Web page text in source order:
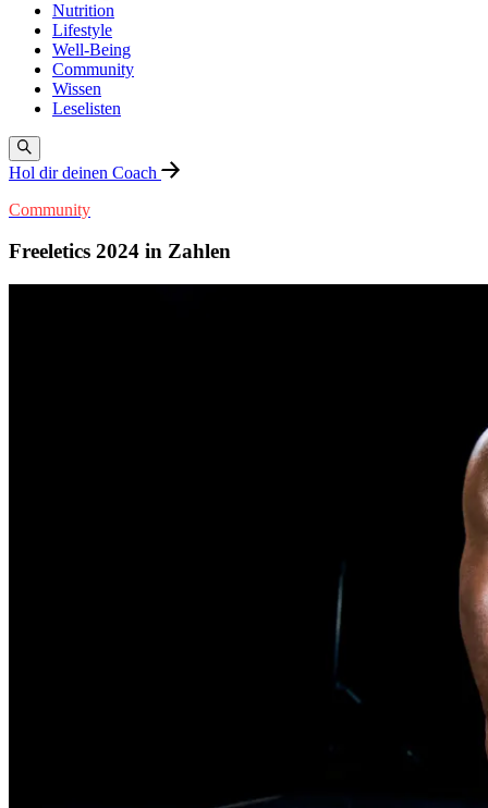
Nutrition
Lifestyle
Well-Being
Community
Wissen
Leselisten
Hol dir deinen Coach
Community
Freeletics 2024 in Zahlen